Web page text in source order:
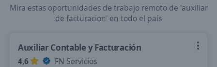
Mira estas oportunidades de trabajo remoto de 'auxiliar
de facturacion' en todo el país
Auxiliar Contable y Facturación
4,6
FN Servicios